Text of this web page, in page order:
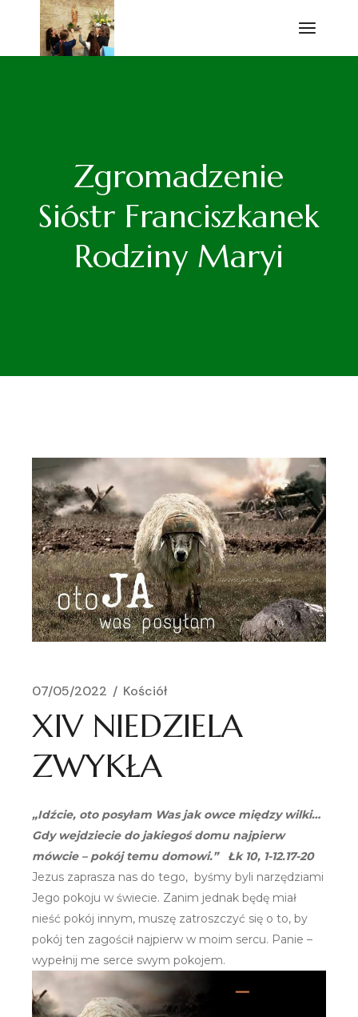
Przejdź
Zgromadzenie
Sióstr Franciszkanek
Rodziny Maryi
07/05/2022 Kościół
XIV NIEDZIELA
ZWYKŁA
„Idźcie, oto posyłam Was jak owce między wilki…
Gdy wejdziecie do jakiegoś domu najpierw
mówcie – pokój temu domowi.” Łk 10, 1-12.17-20
Jezus zaprasza nas do tego, byśmy byli narzędziami
Jego pokoju w świecie. Zanim jednak będę miał
nieść pokój innym, muszę zatroszczyć się o to, by
pokój ten zagościł najpierw w moim sercu. Panie –
wypełnij me serce swym pokojem.